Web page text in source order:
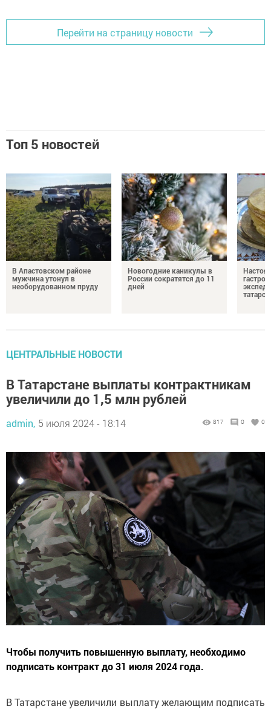
Перейти на страницу новости
Топ 5 новостей
В Апастовском районе
мужчина утонул в
необорудованном пруду
Новогодние каникулы в
России сократятся до 11
дней
ЦЕНТРАЛЬНЫЕ НОВОСТИ
В Татарстане выплаты контрактникам
увеличили до 1,5 млн рублей
admin, 5 июля 2024 - 18:14 817 0 0
Чтобы получить повышенную выплату, необходимо
подписать контракт до 31 июля 2024 года.
В Татарстане увеличили выплату желающим подписать